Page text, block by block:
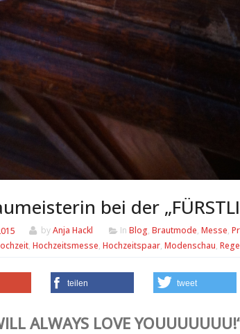
bei der
byAnja Hackl In Blog, Brautmode, Messe,
, Hochzeitsmesse, Hochzeitspaar, Modenschau,
teilen tweet
ALWAYS LOVE